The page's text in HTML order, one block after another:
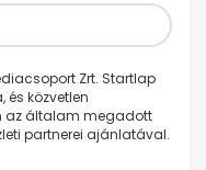
Zrt. Startlap
és közvetlen
az általam megadott
partnerei ajánlatával.